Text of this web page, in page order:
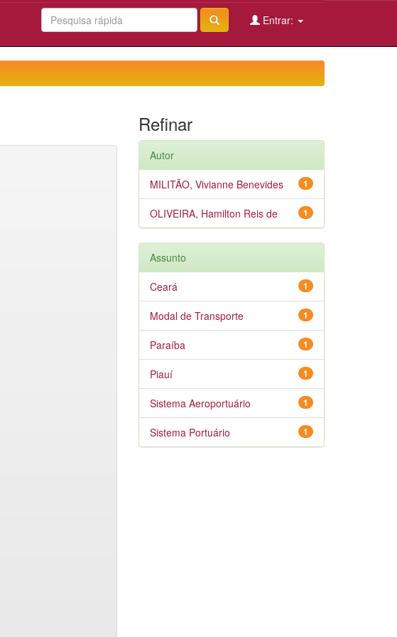
Entrar:
Refinar
Autor
1
MILITÃO, Vivianne Benevides
1
OLIVEIRA, Hamilton Reis de
Assunto
1
Ceará
1
Modal de Transporte
1
Paraíba
1
Piauí
1
Sistema Aeroportuário
1
Sistema Portuário